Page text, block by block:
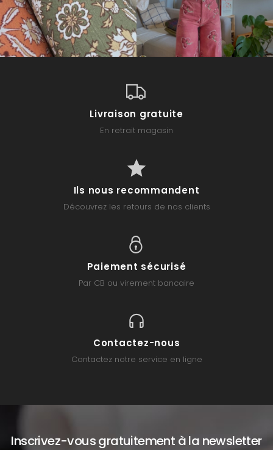
Livraison gratuite
En retrait magasin
Ils nous recommandent
Découvrez les retours de nos clients
Paiement sécurisé
Par CB ou virement bancaire
Contactez-nous
Contactez notre service en ligne
Inscrivez-vous gratuitement à la newsletter